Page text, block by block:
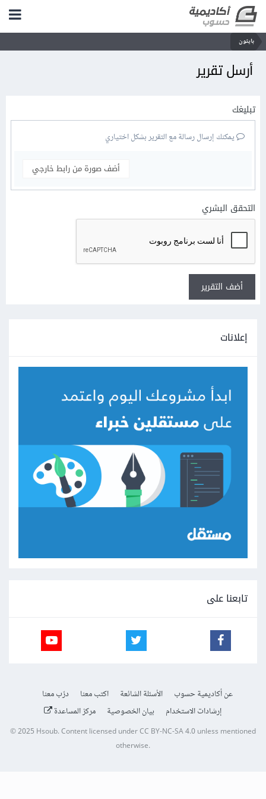
بايثون
أرسل تقرير
تبليغك
يمكنك إرسال رسالة مع التقرير بشكل اختياري
أضف صورة من رابط خارجي
التحقق البشري
أضف التقرير
إعلانات
تابعنا على
عن أكاديمية حسوب الأسئلة الشائعة اكتب معنا
درّب معنا
إرشادات الاستخدام
بيان الخصوصية مركز المساعدة
© 2025 Hsoub.Content licensed underCC BY-NC-SA 4.0unless mentioned
otherwise.